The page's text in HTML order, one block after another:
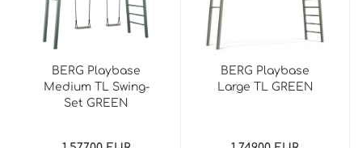
BERG Playbase
Medium TL Swing-
Set GREEN
BERG Playbase
Large TL GREEN